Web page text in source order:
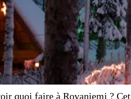
quoi faire à Rovaniemi ?